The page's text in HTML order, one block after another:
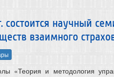
состоится научный
взаимного
«Теория и методология